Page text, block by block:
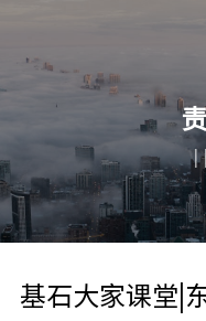
基石大家课堂|